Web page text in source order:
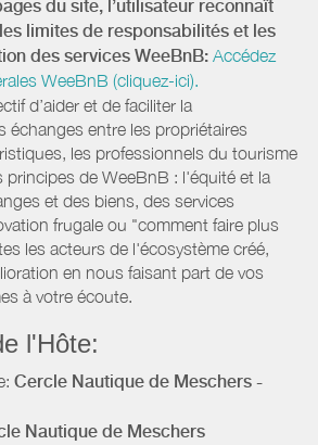
du site, l’utilisateur reconnaît
limites de responsabilités et les
des services WeeBnB: Accédez
WeeBnB (cliquez-ici).
d’aider et de faciliter la
échanges entre les propriétaires
les professionnels du tourisme
principes de WeeBnB : l'équité et la
et des biens, des services
frugale ou "comment faire plus
les acteurs de l'écosystème créé,
en nous faisant part de vos
à votre écoute.
l'Hôte:
Cercle Nautique de Meschers -
Nautique de Meschers